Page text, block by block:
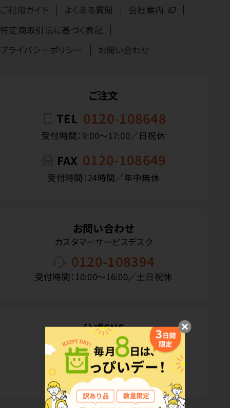
ご利用ガイド よくある質問
会社案内
特定商取引法に基づく表記
プライバシーポリシー
お問い合わせ
ご注文
TEL 0120-108648
受付時間：9:00〜17:00／日祝休
FAX 0120-108649
受付時間：24時間／年中無休
お問い合わせ
カスタマーサービスデスク
0120-108394
受付時間：10:00〜16:00／土日祝休
公式SNS